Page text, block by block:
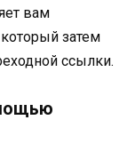
вам
затем
ссылки.